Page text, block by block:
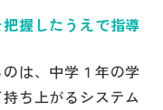
握したうえで指導
は、中学１年の学
ち上がるシステム